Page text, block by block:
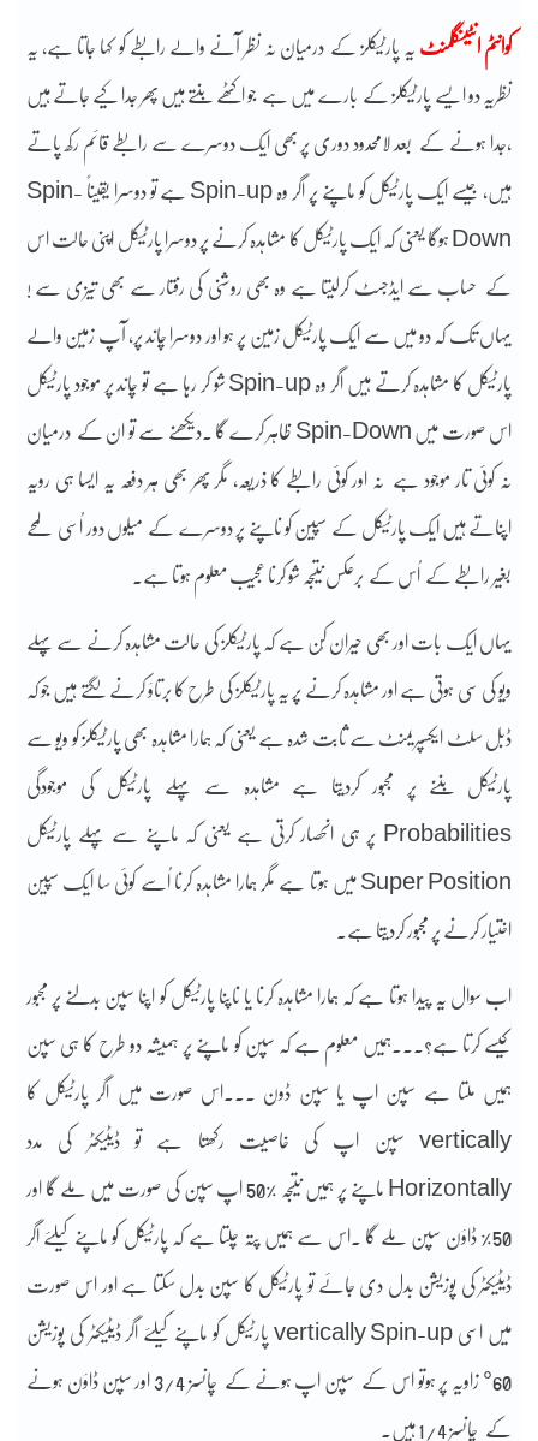
کوانٹم انٹینگلمنٹ یہ پارٹیکلز کے درمیان نہ نظر آنے والے رابطے کو کہا جاتا ہے، یہ
نظریہ دو ایسے پارٹیکلز کے بارے میں ہے جو اکٹھے بنتے ہیں پھر جدا کیے جاتے ہیں
،جدا ہونے کے بعد لامحدود دوری پر بھی ایک دوسرے سے رابطے قائم رکھ پاتے
ہیں، جیسے ایک پارٹیکل کو ماپنے پر اگر وہ Spin-up ہے تو دوسرا یقیناً Spin-
Down ہوگا یعنی کہ ایک پارٹیکل کا مشاہدہ کرنے پر دوسرا پارٹیکل اپنی حالت اس
کے حساب سے ایڈجسٹ کرلیتا ہے وہ بھی روشنی کی رفتار سے بھی تیزی سے !
یہاں تک کہ دو میں سے ایک پارٹیکل زمین پر ہو اور دوسرا چاند پر، آپ زمین والے
پارٹیکل کا مشاہدہ کرتے ہیں اگر وہ Spin-up شو کر رہا ہے تو چاند پر موجود پارٹیکل
اس صورت میں Spin-Down ظاہر کرے گا ۔دیکھنے سے تو ان کے درمیان
نہ کوئی تار موجود ہے نہ اور کوئی رابطے کا ذریعہ، مگر پھر بھی ہر دفعہ یہ ایسا ہی رویہ
اپناتے ہیں ایک پارٹیکل کے سپین کو ناپنے پر دوسرے کے میلوں دور اُسی لمحے
بغیر رابطے کے اُس کے برعکس نتیجہ شو کرنا عجیب معلوم ہوتا ہے۔
یہاں ایک بات اور بھی حیران کُن ہے کہ پارٹیکلز کی حالت مشاہدہ کرنے سے پہلے
ویو کی سی ہوتی ہے اور مشاہدہ کرنے پر یہ پارٹیکلز کی طرح کا برتاؤ کرنے لگتے ہیں جو کہ
ڈبل سلٹ ایکسپریمنٹ سے ثابت شدہ ہے یعنی کہ ہمارا مشاہدہ بھی پارٹیکلز کو ویو سے
پارٹیکل بننے پر مجبور کردیتا ہے مشاہدہ سے پہلے پارٹیکل کی موجودگی
Probabilities پر ہی انحصار کرتی ہے یعنی کہ ماپنے سے پہلے پارٹیکل
Super Position میں ہوتا ہے مگر ہمارا مشاہدہ کرنا اُسے کوئی سا ایک سپین
اختیار کرنے پر مجبور کردیتا ہے۔
اب سوال یہ پیدا ہوتا ہے کہ ہمارا مشاہدہ کرنا یا ناپنا پارٹیکل کو اپنا سپن بدلنے پر مجبور
کیسے کرتا ہے؟۔۔۔ہمیں معلوم ہے کہ سپن کو ماپنے پر ہمیشہ دو طرح کا ہی سپن
ہمیں ملتا ہے سپن اپ یا سپن ڈون ۔۔۔اس صورت میں اگر پارٹیکل کا
vertically سپن اپ کی خاصیت رکھتا ہے تو ڈیٹیکٹر کی مدد
Horizontally ماپنے پر ہمیں نتیجہ %50 اپ سپن کی صورت میں ملے گا اور
50% ڈاؤن سپن ملے گا ۔اس سے ہمیں پتہ چلتا ہے کہ پارٹیکل کو ماپنے کیلئے اگر
ڈیٹیکٹر کی پوزیشن بدل دی جائے تو پارٹیکل کا سپن بدل سکتا ہے اور اس صورت
میں اسی vertically Spin-up پارٹیکل کو ماپنے کیلئے اگر ڈیٹیکٹر کی پوزیشن
60° زاویہ پر ہوتو اس کے سپن اپ ہونے کے چانسز 3/4 اور سپن ڈاؤن ہونے
کے چانسز 1/4 ہیں۔